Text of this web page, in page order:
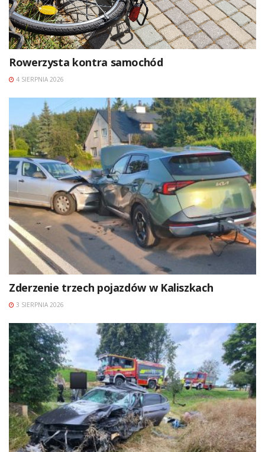
Rowerzysta kontra samochód
4 SIERPNIA 2026
Zderzenie trzech pojazdów w Kaliszkach
3 SIERPNIA 2026